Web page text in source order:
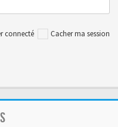
connecté Cacher ma session